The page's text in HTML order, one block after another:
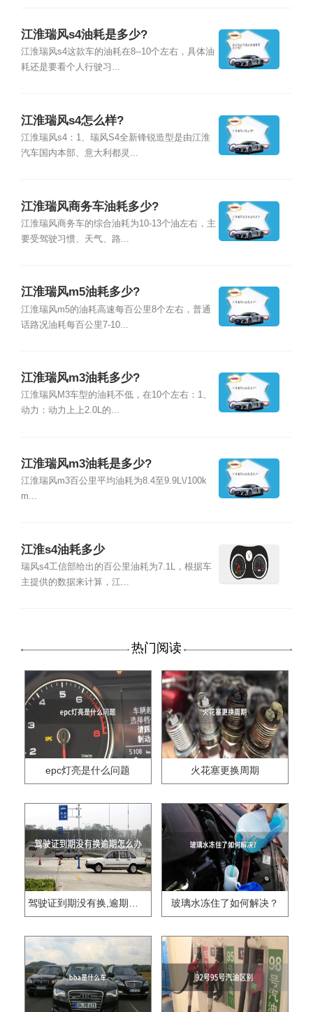
江淮瑞风s4油耗是多少?
江淮瑞风s4这款车的油耗在8--10个左右，具体油
耗还是要看个人行驶习...
江淮瑞风s4怎么样?
江淮瑞风s4：1、瑞风S4全新锋锐造型是由江淮
汽车国内本部、意大利都灵...
江淮瑞风商务车油耗多少?
江淮瑞风商务车的综合油耗为10-13个油左右，主
要受驾驶习惯、天气、路...
江淮瑞风m5油耗多少?
江淮瑞风m5的油耗高速每百公里8个左右，普通
话路况油耗每百公里7-10...
江淮瑞风m3油耗多少?
江淮瑞风M3车型的油耗不低，在10个左右：1、
动力：动力上上2.0L的...
江淮瑞风m3油耗是多少?
江淮瑞风m3百公里平均油耗为8.4至9.9L\/100k
m...
江淮s4油耗多少
瑞风s4工信部给出的百公里油耗为7.1L，根据车
主提供的数据来计算，江...
热门阅读
epc灯亮是什么问题 火花塞更换周期
驾驶证到期没有换,逾期怎么办?? 玻璃水冻住了如何解决？